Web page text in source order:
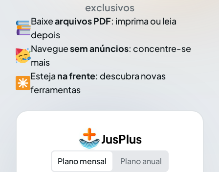
exclusivos
Baixearquivos PDF: imprima ou leia
depois
Naveguesem anúncios: concentre-se
mais
Esteja na frente: descubra novas
ferramentas
JusPlus
Plano mensal
Plano anual